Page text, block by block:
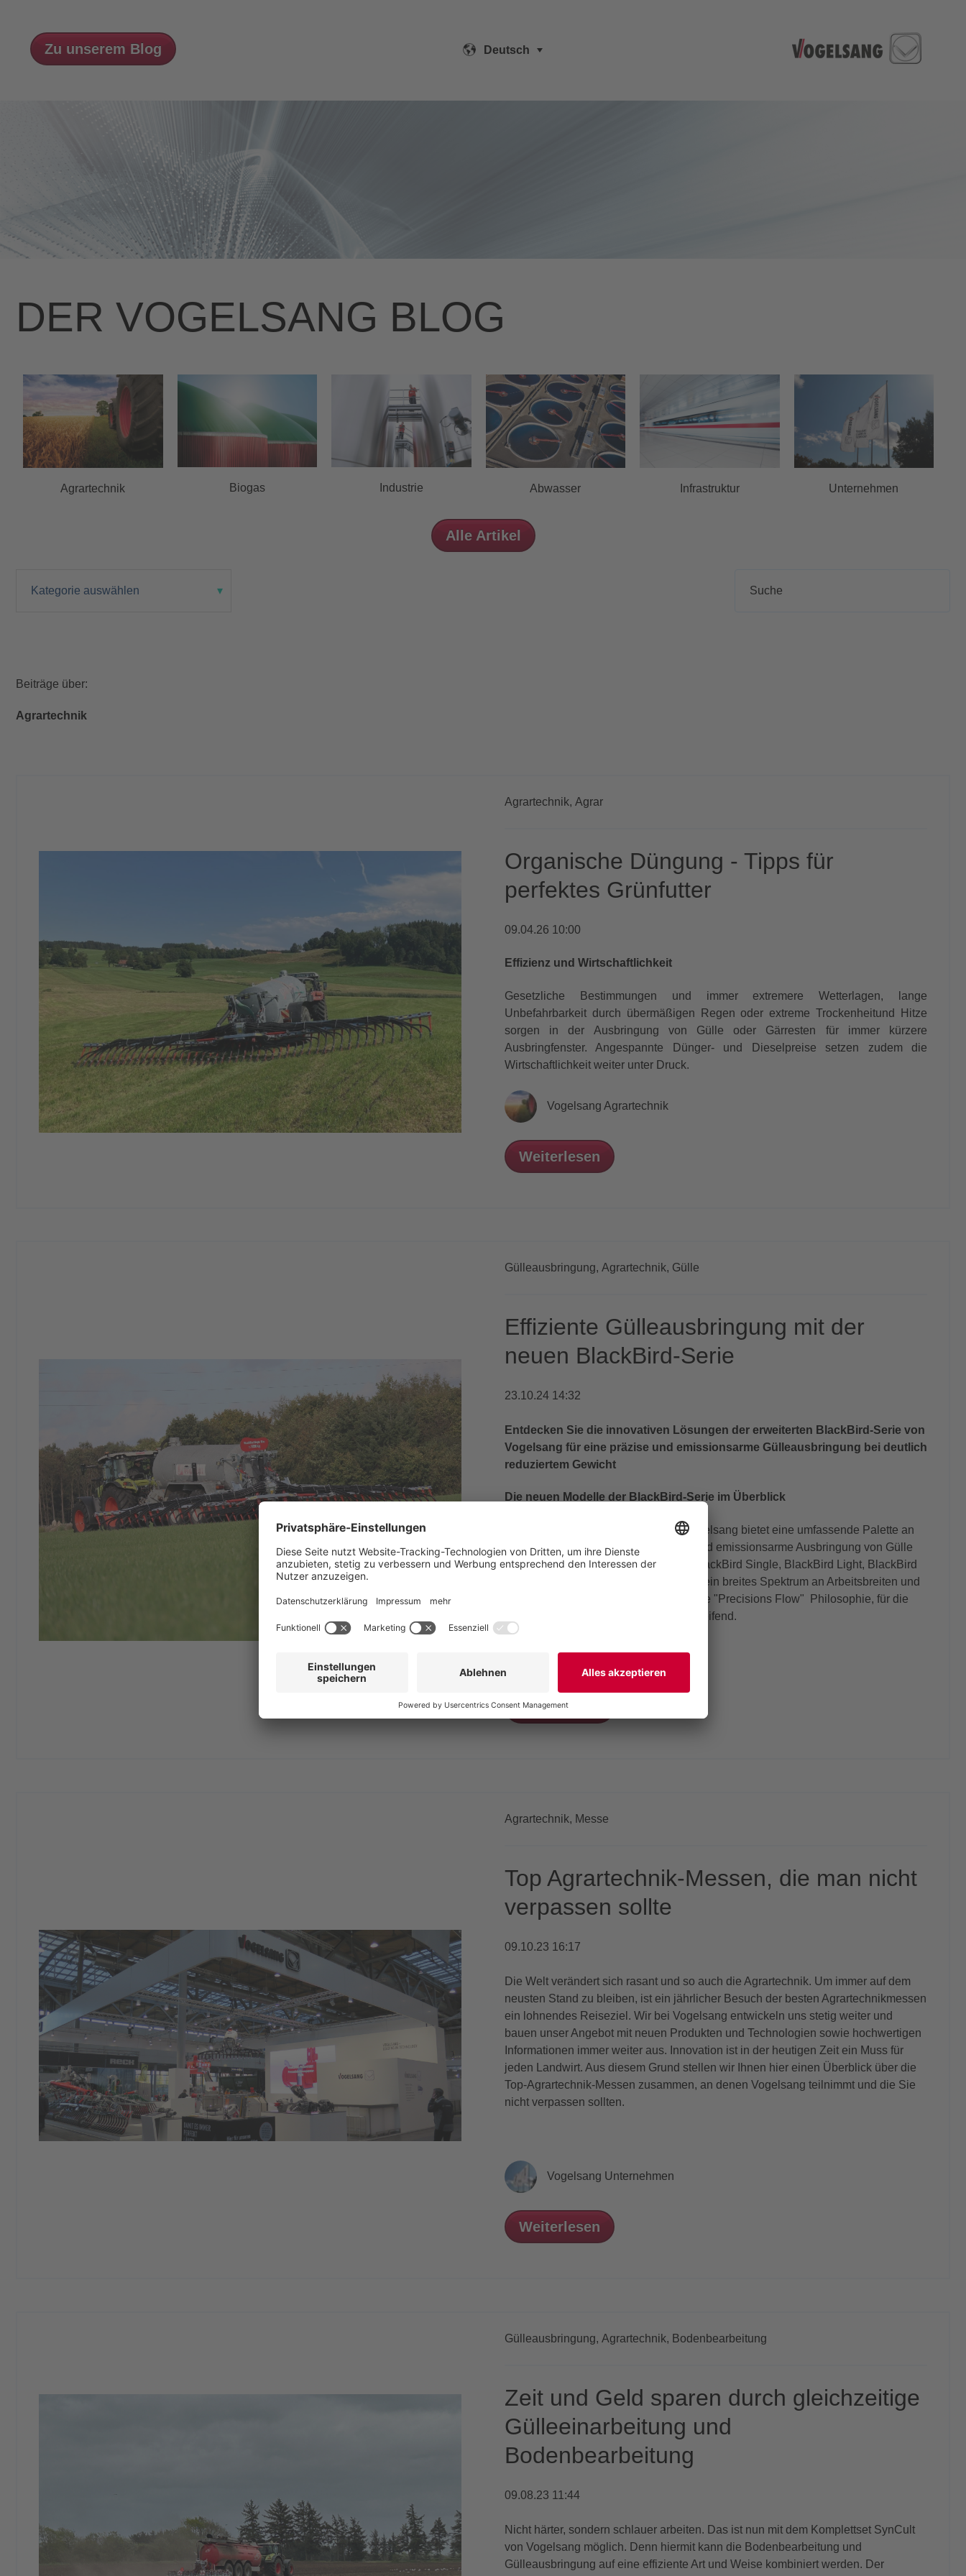
Zu unserem Blog Deutsch
DER VOGELSANG BLOG
Agrartechnik Biogas Industrie Abwasser Infrastruktur Unternehmen
Alle Artikel
Beiträge über:
Agrartechnik
Agrartechnik, Agrar
Organische Düngung - Tipps für
perfektes Grünfutter
09.04.26 10:00
Effizienz und Wirtschaftlichkeit
Gesetzliche Bestimmungen und immer extremere Wetterlagen, lange
Unbefahrbarkeit durch übermäßigen Regen oder extreme Trockenheitund Hitze
sorgen in der Ausbringung von Gülle oder Gärresten für immer kürzere
Ausbringfenster. Angespannte Dünger- und Dieselpreise setzen zudem die
Wirtschaftlichkeit weiter unter Druck.
Vogelsang Agrartechnik
Weiterlesen
Gülleausbringung, Agrartechnik, Gülle
Effiziente Gülleausbringung mit der
neuen BlackBird-Serie
23.10.24 14:32
Entdecken Sie die innovativen Lösungen der erweiterten BlackBird-Serie von
Vogelsang für eine präzise und emissionsarme Gülleausbringung bei deutlich
reduziertem Gewicht
Die neuen Modelle der BlackBird-Serie im Überblick
Die erweiterte BlackBird-Serie von Vogelsang bietet eine umfassende Palette an
Modellen, die speziell für die präzise und emissionsarme Ausbringung von Gülle
entwickelt wurden. Mit den Modellen BlackBird Single, BlackBird Light, BlackBird
Pro und BlackBird Max deckt die Serie ein breites Spektrum an Arbeitsbreiten und
Einsatzmöglichkeiten ab und verfolgt die "Precisions Flow" Philosophie, für die
perfekte Gülleablage, Gestänge übergreifend.
Vogelsang Agrartechnik
Weiterlesen
Agrartechnik, Messe
Top Agrartechnik-Messen, die man nicht
verpassen sollte
09.10.23 16:17
Die Welt verändert sich rasant und so auch die Agrartechnik. Um immer auf dem
neusten Stand zu bleiben, ist ein jährlicher Besuch der besten Agrartechnikmessen
ein lohnendes Reiseziel. Wir bei Vogelsang entwickeln uns stetig weiter und
bauen unser Angebot mit neuen Produkten und Technologien sowie hochwertigen
Informationen immer weiter aus. Innovation ist in der heutigen Zeit ein Muss für
jeden Landwirt. Aus diesem Grund stellen wir Ihnen hier einen Überblick über die
Top-Agrartechnik-Messen zusammen, an denen Vogelsang teilnimmt und die Sie
nicht verpassen sollten.
Vogelsang Unternehmen
Weiterlesen
Gülleausbringung, Agrartechnik, Bodenbearbeitung
Zeit und Geld sparen durch gleichzeitige
Gülleeinarbeitung und
Bodenbearbeitung
09.08.23 11:44
Nicht härter, sondern schlauer arbeiten. Das ist nun mit dem Komplettset SynCult
von Vogelsang möglich. Denn hiermit kann die Bodenbearbeitung und
Gülleausbringung auf eine effiziente Art und Weise kombiniert werden. Der